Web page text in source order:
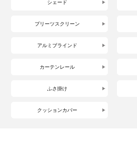
シェード
プリーツスクリーン
アルミブラインド
カーテンレール
ふさ掛け
クッションカバー